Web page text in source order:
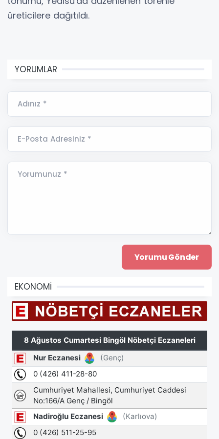
üreticilere dağıtıldı.
YORUMLAR
Adınız *
E-Posta Adresiniz *
Yorumunuz *
EKONOMİ